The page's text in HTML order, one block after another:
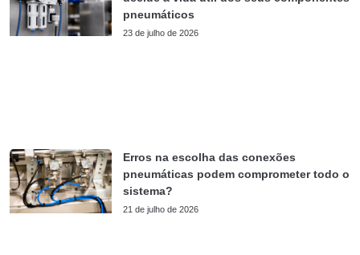
pneumáticos
23 de julho de 2026
Erros na escolha das conexões
pneumáticas podem comprometer todo o
sistema?
21 de julho de 2026